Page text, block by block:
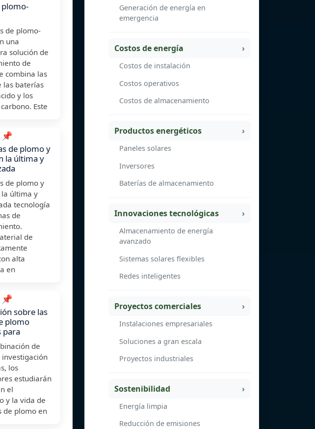
plomo-
de plomo-
una
solución de
de
combina las
las baterías
y los
Este
📌
de plomo y
la última y
de plomo y
la última y
tecnología
de
de
alta
en
📌
sobre las
plomo
para
de
investigación
los
estudiarán
el
y la vida de
de plomo en
Generación de energía en
emergencia
Costos de energía
Costos de instalación
Costos operativos
Costos de almacenamiento
Productos energéticos
Paneles solares
Inversores
Baterías de almacenamiento
Innovaciones tecnológicas
Almacenamiento de energía
avanzado
Sistemas solares flexibles
Redes inteligentes
Proyectos comerciales
Instalaciones empresariales
Soluciones a gran escala
Proyectos industriales
Sostenibilidad
Energía limpia
Reducción de emisiones